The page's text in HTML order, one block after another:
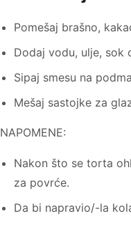
Pomešaj brašno,
Dodaj vodu, ulje, sok
Sipaj smesu na
Mešaj sastojke za
NAPOMENE:
Nakon što se torta
za povrće.
Da bi napravio/-la